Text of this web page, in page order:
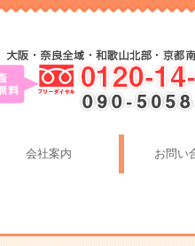
会社案内 お問い